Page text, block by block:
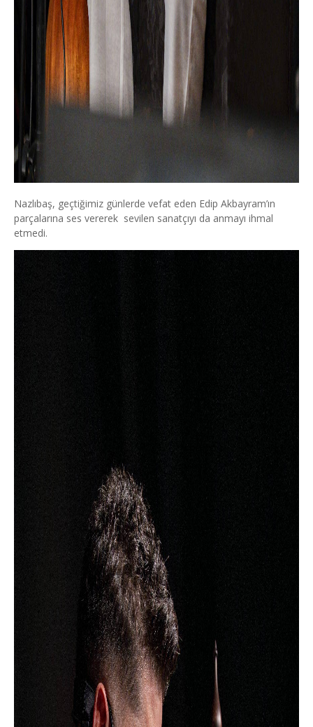
Nazlıbaş, geçtiğimiz günlerde vefat eden Edip Akbayram’ın
parçalarına ses vererek sevilen sanatçıyı da anmayı ihmal
etmedi.